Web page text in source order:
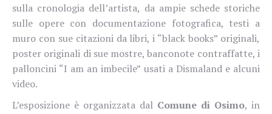
sulla cronologia dell’artista, da ampie schede storiche
sulle opere con documentazione fotografica, testi a
muro con sue citazioni da libri, i “black books” originali,
poster originali di sue mostre, banconote contraffatte, i
palloncini “I am an imbecile” usati a Dismaland e alcuni
video.
L’esposizione è organizzata dal Comune di Osimo, in